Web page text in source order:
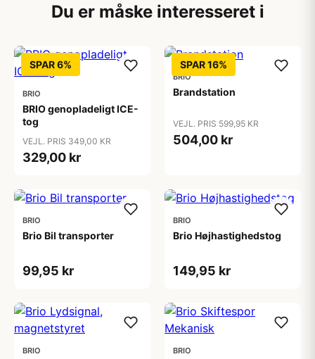
Du er måske interesseret i
SPAR 6%
BRIO
BRIO genopladeligt ICE-
tog
VEJL. PRIS 349,00 KR
329,00 kr
SPAR 16%
BRIO
Brandstation
VEJL. PRIS 599,95 KR
504,00 kr
BRIO
Brio Bil transporter
99,95 kr
BRIO
Brio Højhastighedstog
149,95 kr
BRIO BRIO